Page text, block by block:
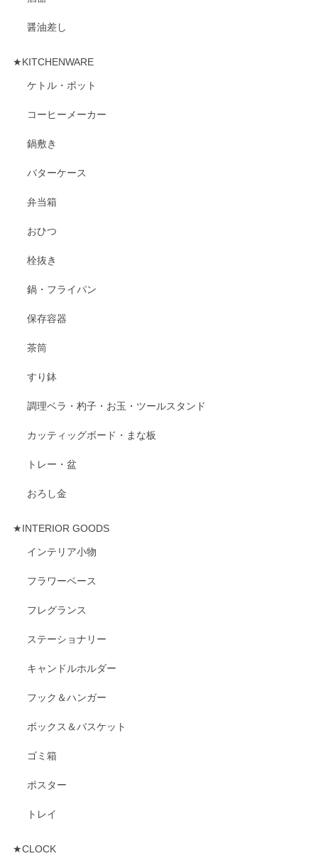
醤油差し
★KITCHENWARE
ケトル・ポット
コーヒーメーカー
鍋敷き
バターケース
弁当箱
おひつ
栓抜き
鍋・フライパン
保存容器
茶筒
すり鉢
調理ベラ・杓子・お玉・ツールスタンド
カッティッグボード・まな板
トレー・盆
おろし金
★INTERIOR GOODS
インテリア小物
フラワーベース
フレグランス
ステーショナリー
キャンドルホルダー
フック＆ハンガー
ボックス＆バスケット
ゴミ箱
ポスター
トレイ
★CLOCK